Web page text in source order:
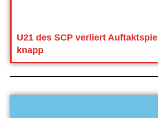
U21 des SCP verliert Auftaktspiel
knapp